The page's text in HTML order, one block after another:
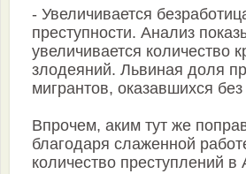
- Увеличивается
преступности. Анализ
увеличивается количество
злодеяний. Львиная доля
мигрантов, оказавшихся
Впрочем, аким тут же
благодаря слаженной
количество преступлений